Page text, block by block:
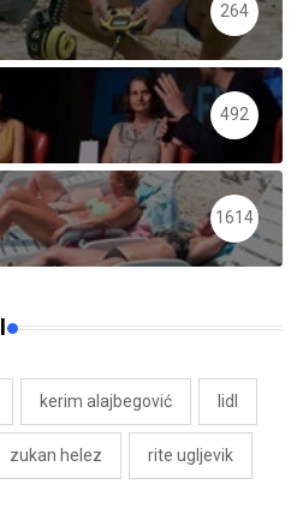
264
492
1614
kerim alajbegović lidl
zukan helez rite ugljevik